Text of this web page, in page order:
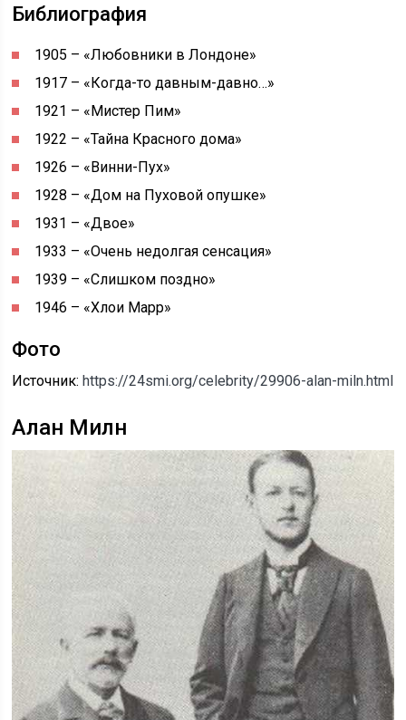
Библиография
1905 – «Любовники в Лондоне»
1917 – «Когда-то давным-давно…»
1921 – «Мистер Пим»
1922 – «Тайна Красного дома»
1926 – «Винни-Пух»
1928 – «Дом на Пуховой опушке»
1931 – «Двое»
1933 – «Очень недолгая сенсация»
1939 – «Слишком поздно»
1946 – «Хлои Марр»
Фото
Источник:https://24smi.org/celebrity/29906-alan-miln.html
Алан Милн